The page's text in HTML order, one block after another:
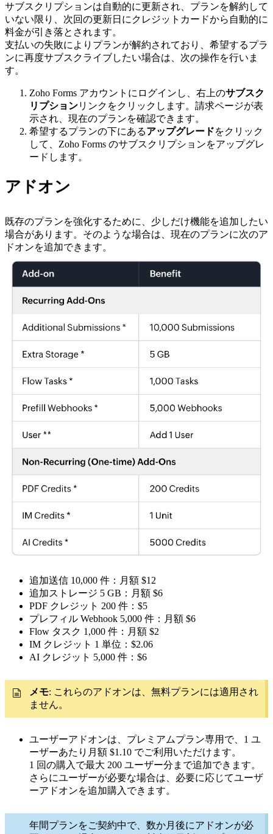
サブスクリプションは自動的に更新され、プランを解約して
いない限り、次回の更新日にクレジットカードから自動的に
料金が引き落とされます。
支払いの失敗によりプランが解約されており、希望するプラ
ンに再度サブスクライブしたい場合は、次の操作を行いま
す。
Zoho Forms アカウントにログインし、右上のサブスク
リプションリンクをクリックします。請求ページが表
示され、現在のプランを確認できます。
希望するプランの下にあるアップグレードをクリック
して、Zoho Forms のサブスクリプションをアップグレ
ードします。
アドオン
既存のプランを強化するために、少しだけ機能を追加したい
場合があります。そのような場合は、現在のプランに次のア
ドオンを追加できます。
追加送信 10,000 件：月額 $12
追加ストレージ 5 GB：月額 $6
PDF クレジット 200 件：$5
プレフィル Webhook 5,000 件：月額 $6
Flow タスク 1,000 件：月額 $2
IM クレジット 1 単位：$2.06
AI クレジット 5,000 件：$6
メモ: これらのアドオンは、無料プランには適用され
ません。
ユーザーアドオンは、プレミアムプラン専用で、1 ユ
ーザーあたり月額 $1.10 でご利用いただけます。
1 回の購入で最大 200 ユーザー分まで追加できます。
さらにユーザーが必要な場合は、必要に応じてユーザ
ーアドオンを追加購入できます。
年間プランをご契約中で、数か月後にアドオンが必